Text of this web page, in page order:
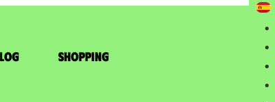
Shopping